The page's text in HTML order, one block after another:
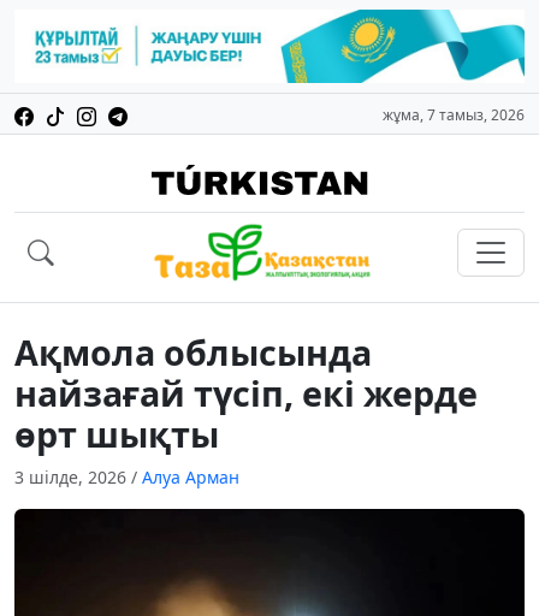
жұма, 7 тамыз, 2026
Ақмола облысында
найзағай түсіп, екі жерде
өрт шықты
3 шілде, 2026 / Алуа Арман